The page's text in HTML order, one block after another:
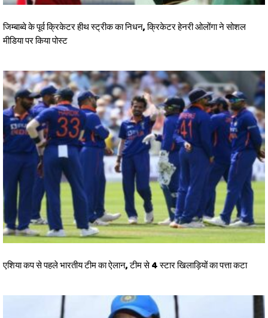
जिम्बाब्वे के पूर्व क्रिकेटर हीथ स्ट्रीक का निधन, क्रिकेटर हेनरी ओलोंगा ने सोशल
मीडिया पर किया पोस्ट
एशिया कप से पहले भारतीय टीम का ऐलान, टीम से 4 स्टार खिलाड़ियों का पत्ता कटा